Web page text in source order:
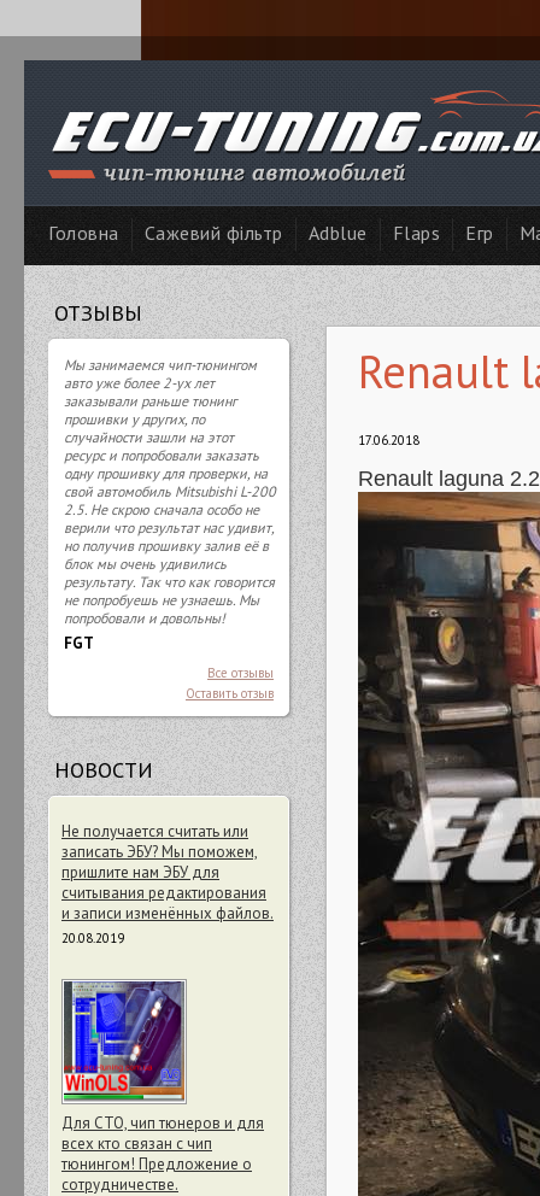
Головна Сажевий фільтр Adblue Flaps Егр
Renault
17.06.2018
Renault laguna
ОТЗЫВЫ
Мы занимаемся чип-тюнингом
авто уже более 2-ух лет
заказывали раньше тюнинг
прошивки у других, по
случайности зашли на этот
ресурс и попробовали заказать
одну прошивку для проверки, на
свой автомобиль Mitsubishi L-200
2.5. Не скрою сначала особо не
верили что результат нас удивит,
но получив прошивку залив её в
блок мы очень удивились
результату. Так что как говорится
не попробуешь не узнаешь. Мы
попробовали и довольны!
FGT
Все отзывы
Оставить отзыв
НОВОСТИ
Не получается считать или
записать ЭБУ? Мы поможем,
пришлите нам ЭБУ для
считывания редактирования
и записи изменённых файлов.
20.08.2019
Для СТО, чип тюнеров и для
всех кто связан с чип
тюнингом! Предложение о
сотрудничестве.